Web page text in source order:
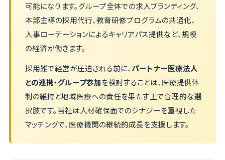
可能になります。グループ全体での求人ブランディング、
本部主導の採用代行、教育研修プログラムの共通化、
人事ローテーションによるキャリアパス提供など、規模
の経済が働きます。
採用難で経営が圧迫される前に、 パートナー医療法人
との連携・グループ参加を検討することは、医療提供体
制の維持と地域医療への責任を果たす上で合理的な選
択肢です。当社は人材確保面でのシナジーを重視した
マッチングで、医療機関の継続的成長を支援します。